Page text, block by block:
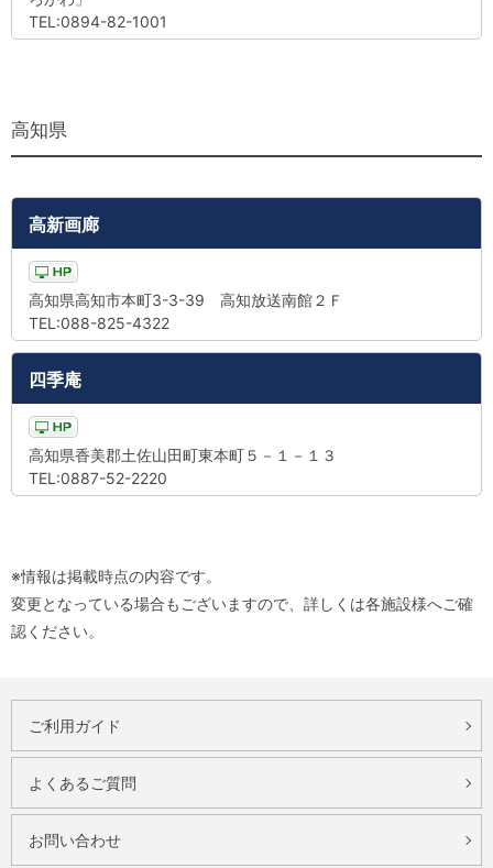
TEL:0894-82-1001
高知県
高新画廊
高知県高知市本町3-3-39 高知放送南館２Ｆ
TEL:088-825-4322
四季庵
高知県香美郡土佐山田町東本町５－１－１３
TEL:0887-52-2220
※情報は掲載時点の内容です。
変更となっている場合もございますので、詳しくは各施設様へご確
認ください。
ご利用ガイド
よくあるご質問
お問い合わせ